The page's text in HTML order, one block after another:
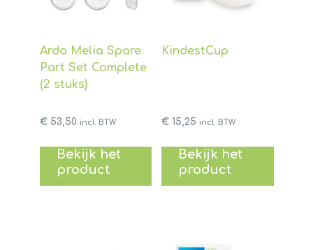
Ardo Melia Spare
Part Set Complete
(2 stuks)
€53,50 incl. BTW
Bekijk het
product
KindestCup
€15,25 incl. BTW
Bekijk het
product